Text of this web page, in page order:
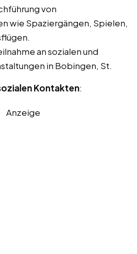
von
wie Spaziergängen, Spielen,
an sozialen und
in Bobingen, St.
Kontakten:
Anzeige